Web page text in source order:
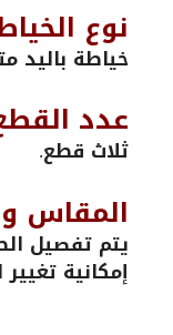
نوع
خياطة باليد
عدد
ثلاث قطع.
المقاس
يتم تفصيل
إمكانية